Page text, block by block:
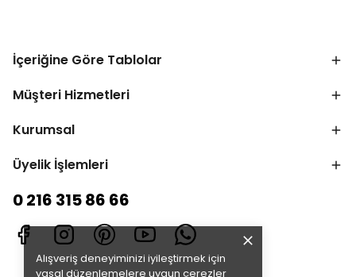
Alışveriş deneyiminizi iyileştirmek için
yasal düzenlemelere uygun çerezler
İçeriğine Göre Tablolar
Müşteri Hizmetleri
Kurumsal
Üyelik İşlemleri
0 216 315 86 66